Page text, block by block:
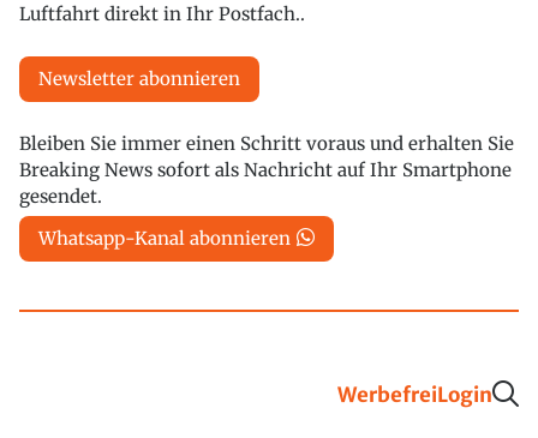
Luftfahrt direkt in Ihr Postfach..
Newsletter abonnieren
Bleiben Sie immer einen Schritt voraus und erhalten Sie
Breaking News sofort als Nachricht auf Ihr Smartphone
gesendet.
Whatsapp-Kanal abonnieren
WerbefreiLogin